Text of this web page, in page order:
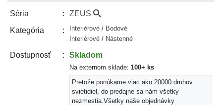
Séria ZEUS
Kategória Interiérové / Bodové
Interiérové / Nástenné
Dostupnosť Skladom
Na externom sklade: 100+ ks
Pretože ponúkame viac ako 20000 druhov
svietidiel, do predajne sa nám všetky
nezmestia. Všetky naše objednávky